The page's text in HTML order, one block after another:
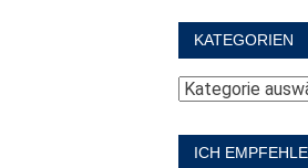
KATEGORIEN
Kategorien
ICH